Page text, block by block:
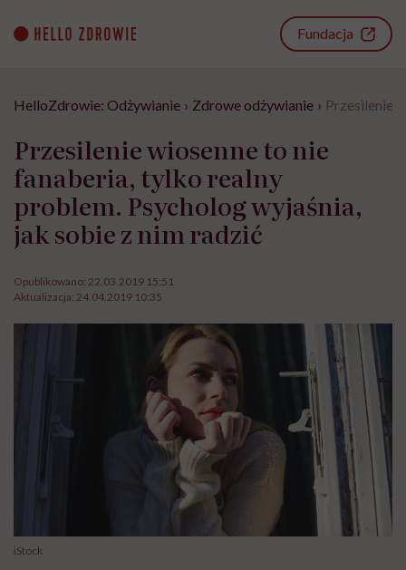
content
Fundacja
HelloZdrowie: Odżywianie › Zdrowe odżywianie › Przesilenie
Przesilenie wiosenne to nie
fanaberia, tylko realny
problem. Psycholog wyjaśnia,
jak sobie z nim radzić
Opublikowano: 22.03.2019 15:51
Aktualizacja: 24.04.2019 10:35
iStock